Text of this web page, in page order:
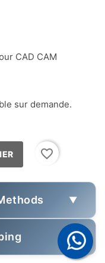
CAD CAM
sur demande.
favorite_border
▼
▼